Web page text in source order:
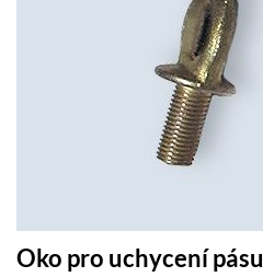
Oko pro uchycení pásu